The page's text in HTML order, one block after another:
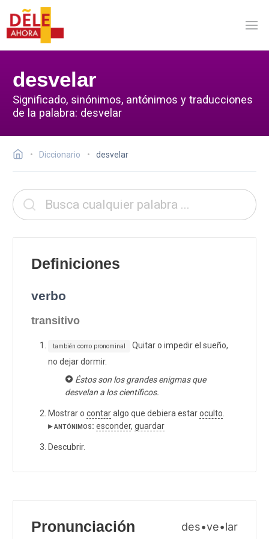
desvelar
Significado, sinónimos, antónimos y traducciones
de la palabra: desvelar
Diccionario desvelar
Definiciones
verbo
transitivo
también como pronominal
Quitar o impedir el sueño,
no dejar dormir.
Éstos son los grandes enigmas que
desvelan a los científicos.
Mostrar o contaralgo que debiera estaroculto
▸ antónimos: esconder, guardar
Descubrir.
Pronunciación des•ve•lar